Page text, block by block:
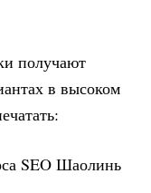
получают
в высоком